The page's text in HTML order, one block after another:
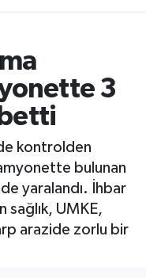
3
kontrolden
bulunan
yaralandı. İhbar
sağlık, UMKE,
arazide zorlu bir